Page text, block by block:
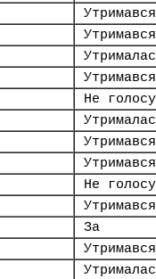
Утримався
Утримався
Утримався
Не
Утримався
Утримався
Не
Утримався
За
Утримався